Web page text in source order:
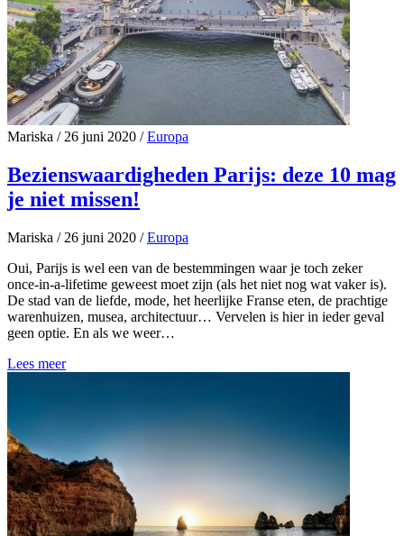
Mariska /26 juni 2020 / Europa
Bezienswaardigheden Parijs: deze 10 mag
je niet missen!
Mariska /26 juni 2020 / Europa
Oui, Parijs is wel een van de bestemmingen waar je toch zeker
once-in-a-lifetime geweest moet zijn (als het niet nog wat vaker is).
De stad van de liefde, mode, het heerlijke Franse eten, de prachtige
warenhuizen, musea, architectuur… Vervelen is hier in ieder geval
geen optie. En als we weer…
Lees meer